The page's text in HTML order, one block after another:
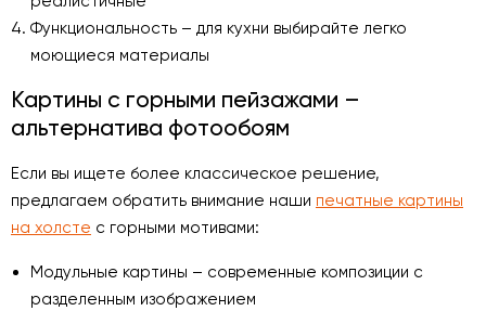
Функциональность – для кухни выбирайте легко
моющиеся материалы
Картины с горными пейзажами –
альтернатива фотообоям
Если вы ищете более классическое решение,
предлагаем обратить внимание наши печатные картины
на холсте с горными мотивами:
Модульные картины – современные композиции с
разделенным изображением